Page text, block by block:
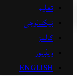
تعلیم
ٹیکنالوجی
کالمز
ویڈیوز
ENGLISH